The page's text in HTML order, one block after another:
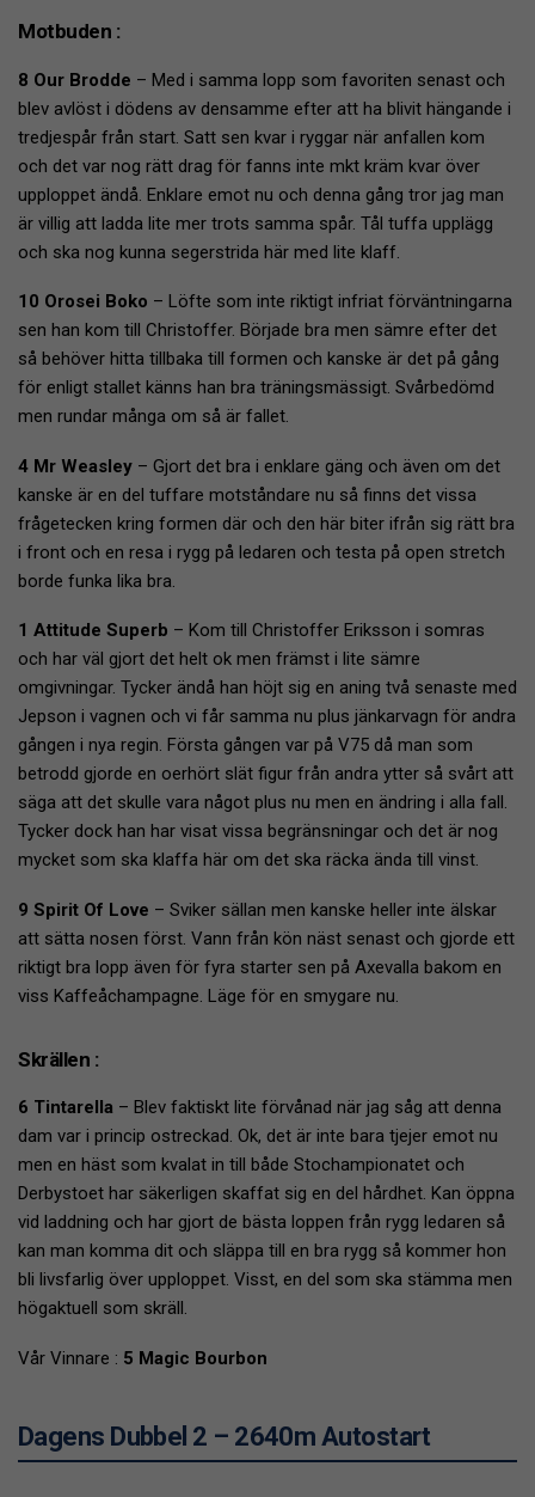
Motbuden :
8 Our Brodde – Med i samma lopp som favoriten senast och
blev avlöst i dödens av densamme efter att ha blivit hängande i
tredjespår från start. Satt sen kvar i ryggar när anfallen kom
och det var nog rätt drag för fanns inte mkt kräm kvar över
upploppet ändå. Enklare emot nu och denna gång tror jag man
är villig att ladda lite mer trots samma spår. Tål tuffa upplägg
och ska nog kunna segerstrida här med lite klaff.
10 Orosei Boko – Löfte som inte riktigt infriat förväntningarna
sen han kom till Christoffer. Började bra men sämre efter det
så behöver hitta tillbaka till formen och kanske är det på gång
för enligt stallet känns han bra träningsmässigt. Svårbedömd
men rundar många om så är fallet.
4 Mr Weasley – Gjort det bra i enklare gäng och även om det
kanske är en del tuffare motståndare nu så finns det vissa
frågetecken kring formen där och den här biter ifrån sig rätt bra
i front och en resa i rygg på ledaren och testa på open stretch
borde funka lika bra.
1 Attitude Superb – Kom till Christoffer Eriksson i somras
och har väl gjort det helt ok men främst i lite sämre
omgivningar. Tycker ändå han höjt sig en aning två senaste med
Jepson i vagnen och vi får samma nu plus jänkarvagn för andra
gången i nya regin. Första gången var på V75 då man som
betrodd gjorde en oerhört slät figur från andra ytter så svårt att
säga att det skulle vara något plus nu men en ändring i alla fall.
Tycker dock han har visat vissa begränsningar och det är nog
mycket som ska klaffa här om det ska räcka ända till vinst.
9 Spirit Of Love – Sviker sällan men kanske heller inte älskar
att sätta nosen först. Vann från kön näst senast och gjorde ett
riktigt bra lopp även för fyra starter sen på Axevalla bakom en
viss Kaffeåchampagne. Läge för en smygare nu.
Skrällen :
6 Tintarella – Blev faktiskt lite förvånad när jag såg att denna
dam var i princip ostreckad. Ok, det är inte bara tjejer emot nu
men en häst som kvalat in till både Stochampionatet och
Derbystoet har säkerligen skaffat sig en del hårdhet. Kan öppna
vid laddning och har gjort de bästa loppen från rygg ledaren så
kan man komma dit och släppa till en bra rygg så kommer hon
bli livsfarlig över upploppet. Visst, en del som ska stämma men
högaktuell som skräll.
Vår Vinnare : 5 Magic Bourbon
Dagens Dubbel 2 – 2640m Autostart